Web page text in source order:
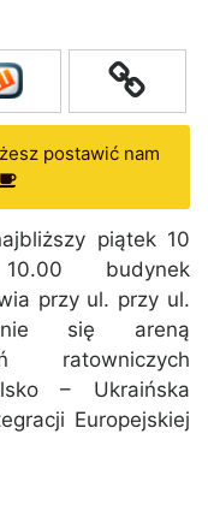
postawić nam
piątek 10
budynek
przy ul. przy ul.
się areną
ratowniczych
– Ukraińska
Europejskiej